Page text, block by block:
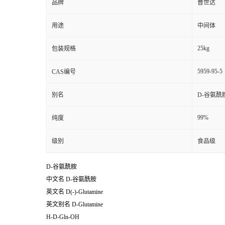
品牌 普世达
用途 中间体
包装规格 25kg
CAS编号 5959-95-5
别名 D-谷氨酰
纯度 99%
级别 食品级
D-谷氨酰胺
中文名 D-谷氨酰胺
英文名 D(-)-Glutamine
英文别名 D-Glutamine
H-D-Gln-OH